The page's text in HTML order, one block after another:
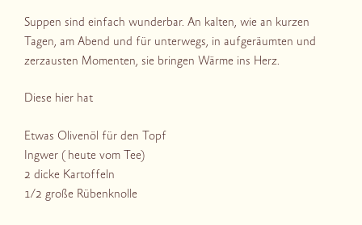
Suppen sind einfach wunderbar. An kalten, wie an kurzen
Tagen, am Abend und für unterwegs, in aufgeräumten und
zerzausten Momenten, sie bringen Wärme ins Herz.
Diese hier hat
Etwas Olivenöl für den Topf
Ingwer ( heute vom Tee)
2 dicke Kartoffeln
1/2 große Rübenknolle